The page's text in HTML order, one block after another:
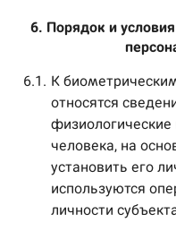
6. Порядок и
6.1. К
относятся
физиологические
человека, на
установить его
используются
личности